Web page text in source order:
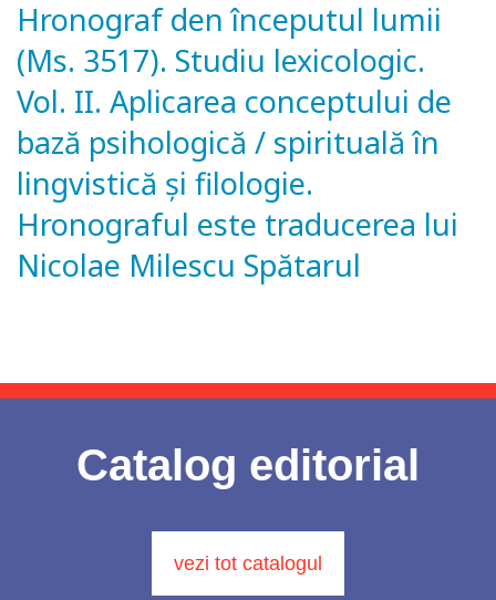
Hronograf den începutul lumii
(Ms. 3517). Studiu lexicologic.
Vol. II. Aplicarea conceptului de
bază psihologică / spirituală în
lingvistică şi filologie.
Hronograful este traducerea lui
Nicolae Milescu Spătarul
Catalog editorial
vezi tot catalogul